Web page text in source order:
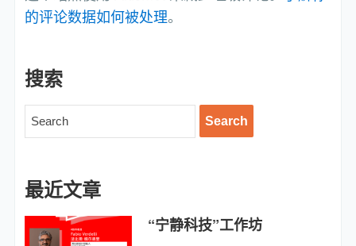
的评论数据如何被处理。
搜索
最近文章
“宁静科技”工作坊